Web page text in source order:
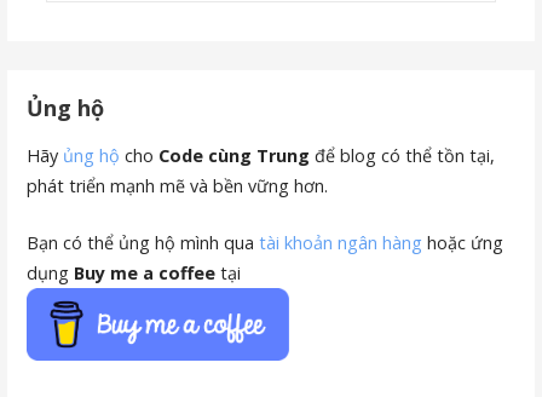
Ủng hộ
Hãy ủng hộ cho Code cùng Trung để blog có thể tồn tại,
phát triển mạnh mẽ và bền vững hơn.
Bạn có thể ủng hộ mình quatài khoản ngân hàng hoặc ứng
dụng Buy me a coffee tại